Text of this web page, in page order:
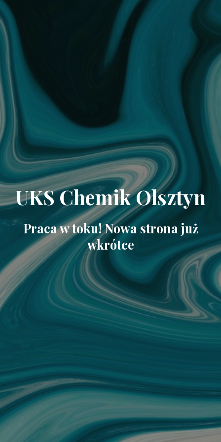
UKS Chemik Olsztyn
Praca w toku! Nowa strona już
wkrótce